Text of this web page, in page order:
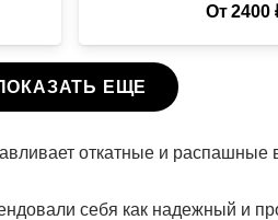
От2400
ЕЩЕ
откатные и распашные
себя как надежный и